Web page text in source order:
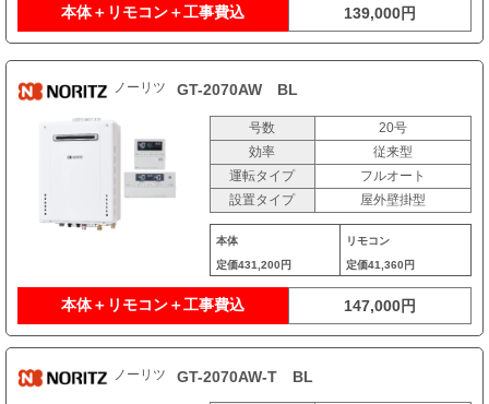
本体＋リモコン＋工事費込 139,000円
ノーリツ GT-2070AW BL
号数
20号
効率
従来型
運転タイプ
フルオート
設置タイプ
屋外壁掛型
本体
定価431,200円
リモコン
定価41,360円
本体＋リモコン＋工事費込 147,000円
ノーリツ GT-2070AW-T BL